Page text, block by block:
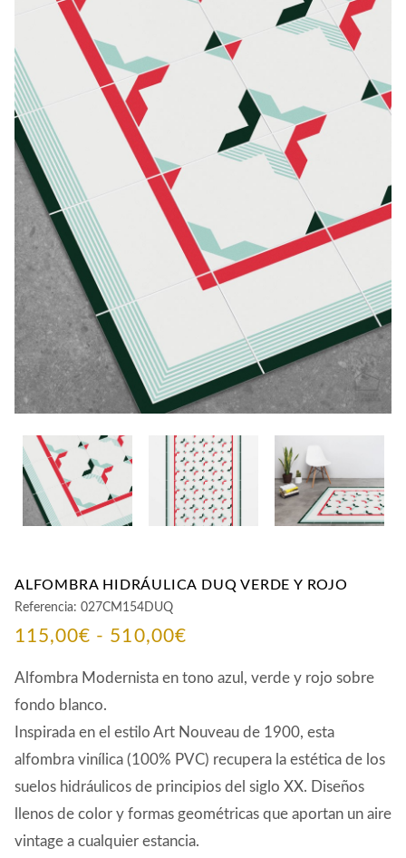
CONTACTO
ALFOMBRA HIDRÁULICA DUQ VERDE Y ROJO
Referencia: 027CM154DUQ
115,00€ - 510,00€Rango
de
desde
115,00€
hasta
510,00€
Alfombra Modernista en tono azul, verde y rojo sobre
fondo blanco.
Inspirada en el estilo Art Nouveau de 1900, esta
alfombra vinílica (100% PVC) recupera la estética de los
suelos hidráulicos de principios del siglo XX. Diseños
llenos de color y formas geométricas que aportan un aire
vintage a cualquier estancia.